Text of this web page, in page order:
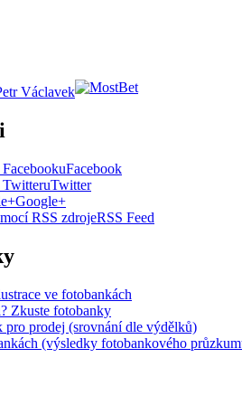
Václavek
Facebook
Twitter
Google+
RSS Feed
ve fotobankách
Zkuste fotobanky
pro prodej (srovnání dle výdělků)
(výsledky fotobankového